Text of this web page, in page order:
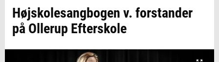
Højskolesangbogen v. forstander
på Ollerup Efterskole